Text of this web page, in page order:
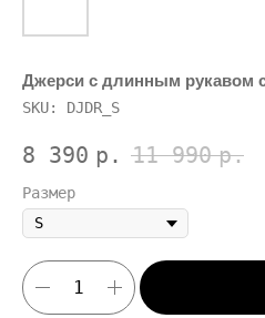
Джерси с длинным рукавом
SKU: DJDR_S
8 390 р. 11 990 р.
Размер